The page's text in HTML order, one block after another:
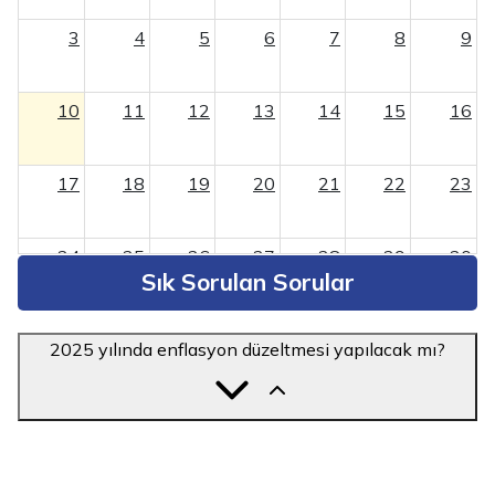
3 4 5 6 7 8 9
10 11 12 13 14 15 16
17 18 19 20 21 22 23
24 25 26 27 28 29 30
31 1 2 3 4 5 6
Sık Sorulan Sorular
2025 yılında enflasyon düzeltmesi yapılacak mı?